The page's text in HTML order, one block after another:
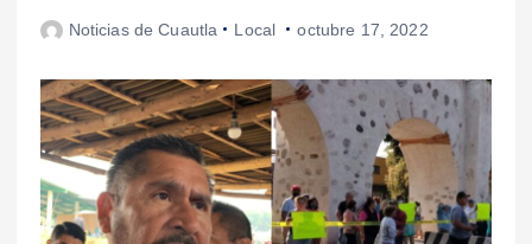
Noticias de Cuautla Local octubre 17, 2022